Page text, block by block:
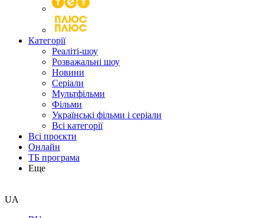
Категорії
Реаліті-шоу
Розважальні шоу
Новини
Серіали
Мультфільми
Фільми
Українські фільми і серіали
Всі категорії
Всі проєкти
Онлайн
ТБ програма
Еще
UA